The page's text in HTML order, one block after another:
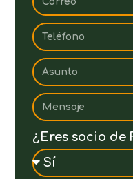
¿Eres socio de